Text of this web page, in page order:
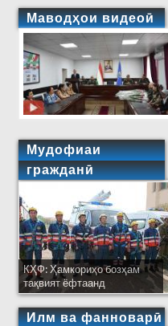
Маводҳои видеоӣ
Мудофиаи
гражданӣ
КҲФ: Ҳамкориҳо бозҳам
тақвият ёфтаанд
Илм ва фанноварӣ